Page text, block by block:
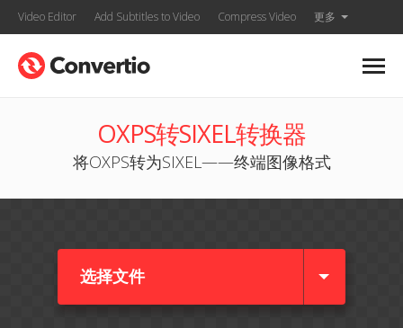
Video Editor Add Subtitles to Video Compress Video 更多
OXPS转SIXEL转换器
将OXPS转为SIXEL——终端图像格式
选择文件